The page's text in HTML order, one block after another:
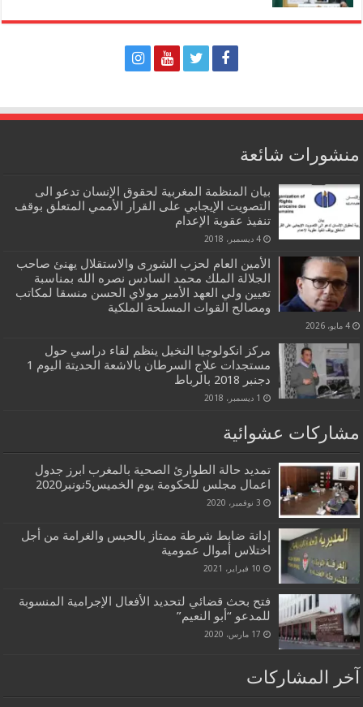
منشورات شائعة
بيان المنظمة المغربية لحقوق الإنسان تدعو الى
التصويت الإيجابي على القرار الأممي المتعلق بوقف
تنفيذ عقوبة الإعدام
4 ديسمبر، 2018
الأمين العام لحزب الشورى والاستقلال يهنئ صاحب
الجلالة الملك محمد السادس نصره الله بمناسبة
تعيين ولي العهد الأمير مولاي الحسن منسقا لمكاتب
ومصالح القوات المسلحة الملكية
4 مايو، 2026
مركز انكولوجيا النخيل ينظم لقاء دراسي حول
مستجدات علاج السرطان بالاشعة الحديتة اليوم 1
دجنبر 2018 بالرباط
1 ديسمبر، 2018
مشاركات عشوائية
تمديد حالة الطوارئ الصحية بالمغرب ابرز جدول
اعمال مجلس للحكومة يوم الخميس5نونبر2020
3 نوفمبر، 2020
إدانة ضابط شرطة ممتاز بالحبس والغرامة من أجل
اختلاس أموال عمومية
10 فبراير، 2021
فتح بحث قضائي لتحديد الأفعال الإجرامية المنسوبة
للمدعو “أبو النعيم”
17 مارس، 2020
آخر المشاركات